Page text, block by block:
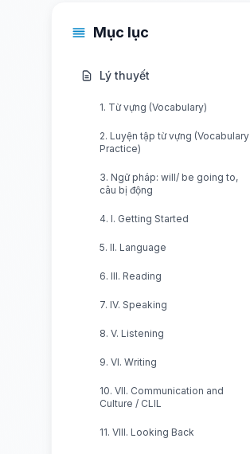
Mục lục
Lý thuyết
1. Từ vựng (Vocabulary)
2. Luyện tập từ vựng (Vocabulary
Practice)
3. Ngữ pháp: will/ be going to,
câu bị động
4. I. Getting Started
5. II. Language
6. III. Reading
7. IV. Speaking
8. V. Listening
9. VI. Writing
10. VII. Communication and
Culture / CLIL
11. VIII. Looking Back